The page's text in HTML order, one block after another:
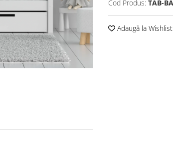
Cod Produs: TAB-
Adaugă la Wishlist